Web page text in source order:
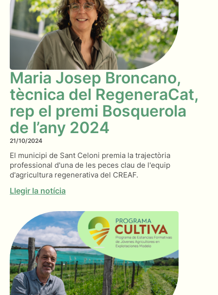
Maria Josep Broncano,
tècnica del RegeneraCat,
rep el premi Bosquerola
de l’any 2024
21/10/2024
El municipi de Sant Celoni premia la trajectòria
professional d'una de les peces clau de l'equip
d'agricultura regenerativa del CREAF.
Llegir la notícia